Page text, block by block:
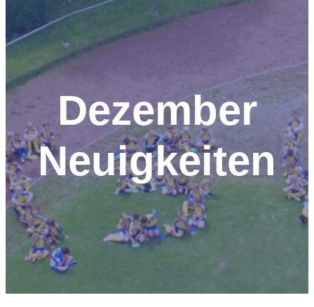
Dezember
Neuigkeiten